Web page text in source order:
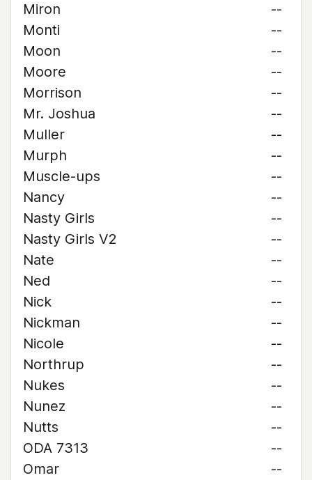
Miron
--
Monti
--
Moon
--
Moore
--
Morrison
--
Mr. Joshua
--
Muller
--
Murph
--
Muscle-ups
--
Nancy
--
Nasty Girls
--
Nasty Girls V2
--
Nate
--
Ned
--
Nick
--
Nickman
--
Nicole
--
Northrup
--
Nukes
--
Nunez
--
Nutts
--
ODA 7313
--
Omar
--